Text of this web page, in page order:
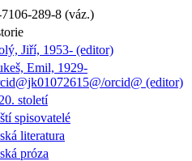
289-8 (váz.)
Jiří, 1953- (editor)
Emil, 1929-
orcid@ (editor)
století
spisovatelé
literatura
próza